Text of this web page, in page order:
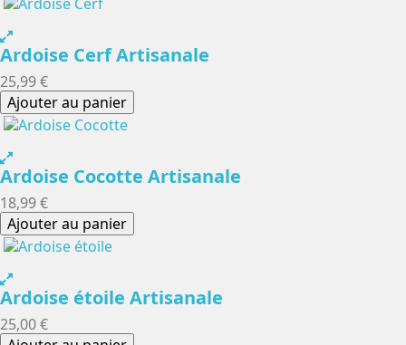
Ardoise Cerf Artisanale
25,99 €
Ajouter au panier
Ardoise Cocotte Artisanale
18,99 €
Ajouter au panier
Ardoise étoile Artisanale
25,00 €